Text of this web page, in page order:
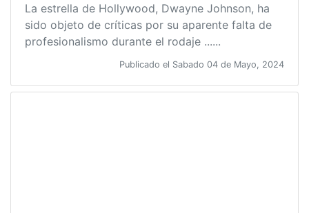
La estrella de Hollywood, Dwayne Johnson, ha
sido objeto de críticas por su aparente falta de
profesionalismo durante el rodaje ......
Publicado el Sabado 04 de Mayo, 2024